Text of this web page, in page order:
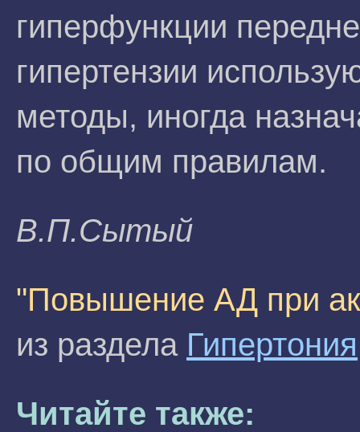
гиперфункции
гипертензии
методы, иногда
по общим правилам.
B.П.Cытый
"Повышение АД при
из раздела Гипертония
Читайте также: